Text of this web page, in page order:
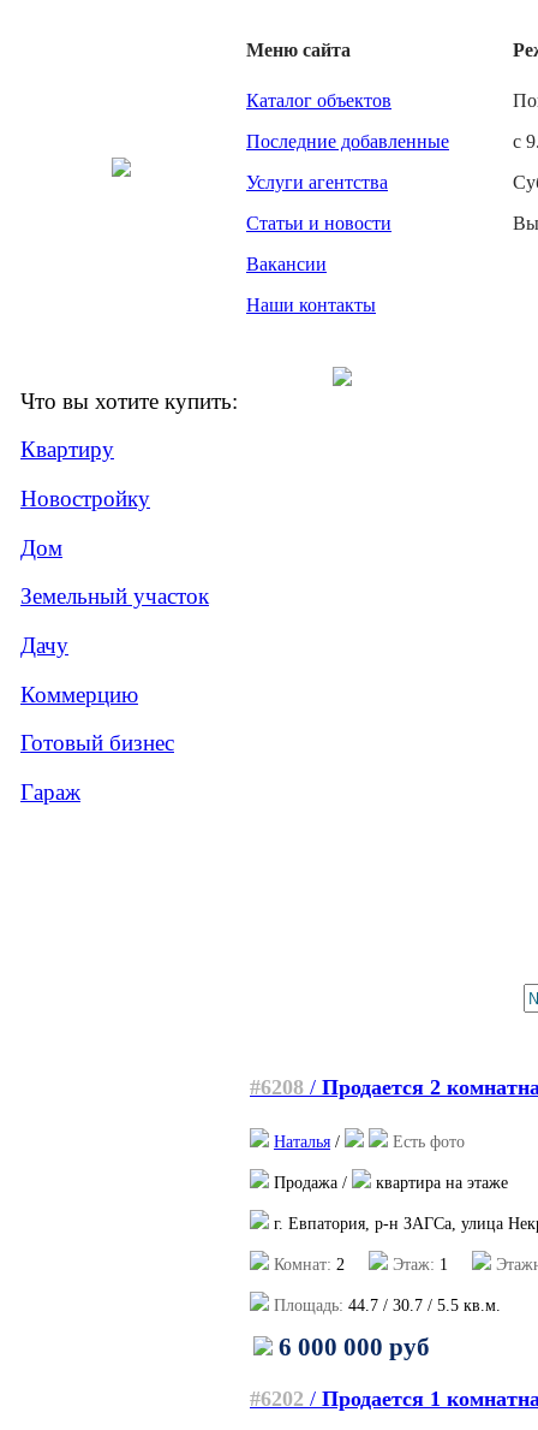
Меню сайта
Каталог объектов
Последние добавленные
Услуги агентства
Статьи и новости
Вакансии
Наши контакты
с
Что вы хотите купить:
Квартиру
Новостройку
Дом
Земельный участок
Дачу
Коммерцию
Готовый бизнес
Гараж
#6208 / Продается 2
Наталья / Есть фото
Продажа / квартира на этаже
г. Евпатория, р-н ЗАГСа, улица
Комнат: 2 Этаж: 1
Площадь: 44.7 / 30.7 / 5.5 кв.м.
6 000 000 руб
#6202 / Продается 1